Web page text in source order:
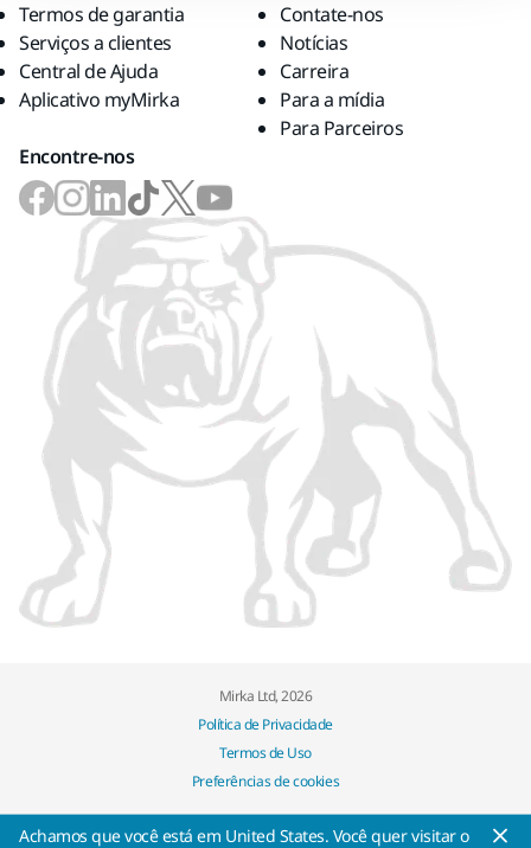
Termos de garantia
Serviços a clientes
Central de Ajuda
Aplicativo myMirka
Contate-nos
Notícias
Carreira
Para a mídia
Para Parceiros
Encontre-nos
Mirka Ltd, 2026
Política de Privacidade
Termos de Uso
Preferências de cookies
Achamos que você está em United States. Você quer visitar o